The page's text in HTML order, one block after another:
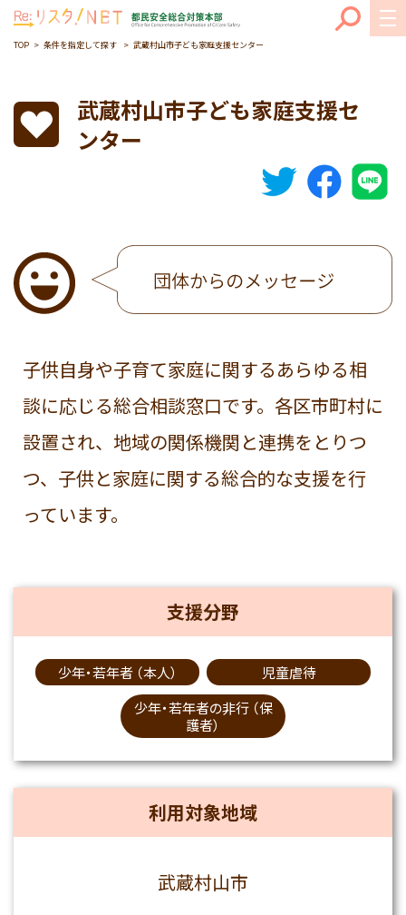
TOP 条件を指定して探す 武蔵村山市子ども家庭支援センター
武蔵村山市子ども家庭支援セ
ンター
子供自身や子育て家庭に関するあらゆる相
談に応じる総合相談窓口です。各区市町村に
設置され、地域の関係機関と連携をとりつ
つ、子供と家庭に関する総合的な支援を行
っています。
支援分野
少年・若年者 （本人）
児童虐待
少年・若年者の非行 （保
護者）
利用対象地域
武蔵村山市